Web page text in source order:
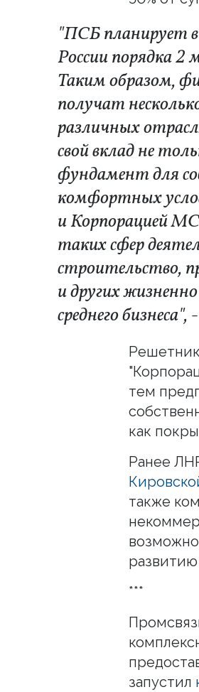
"ПСБ планирует
России порядка
Таким образом,
получат
различных
свой вклад не
фундамент для
комфортных
и Корпорацией
таких сфер
строительство,
и других
среднего
тем
как
Ранее
также
***
запустил